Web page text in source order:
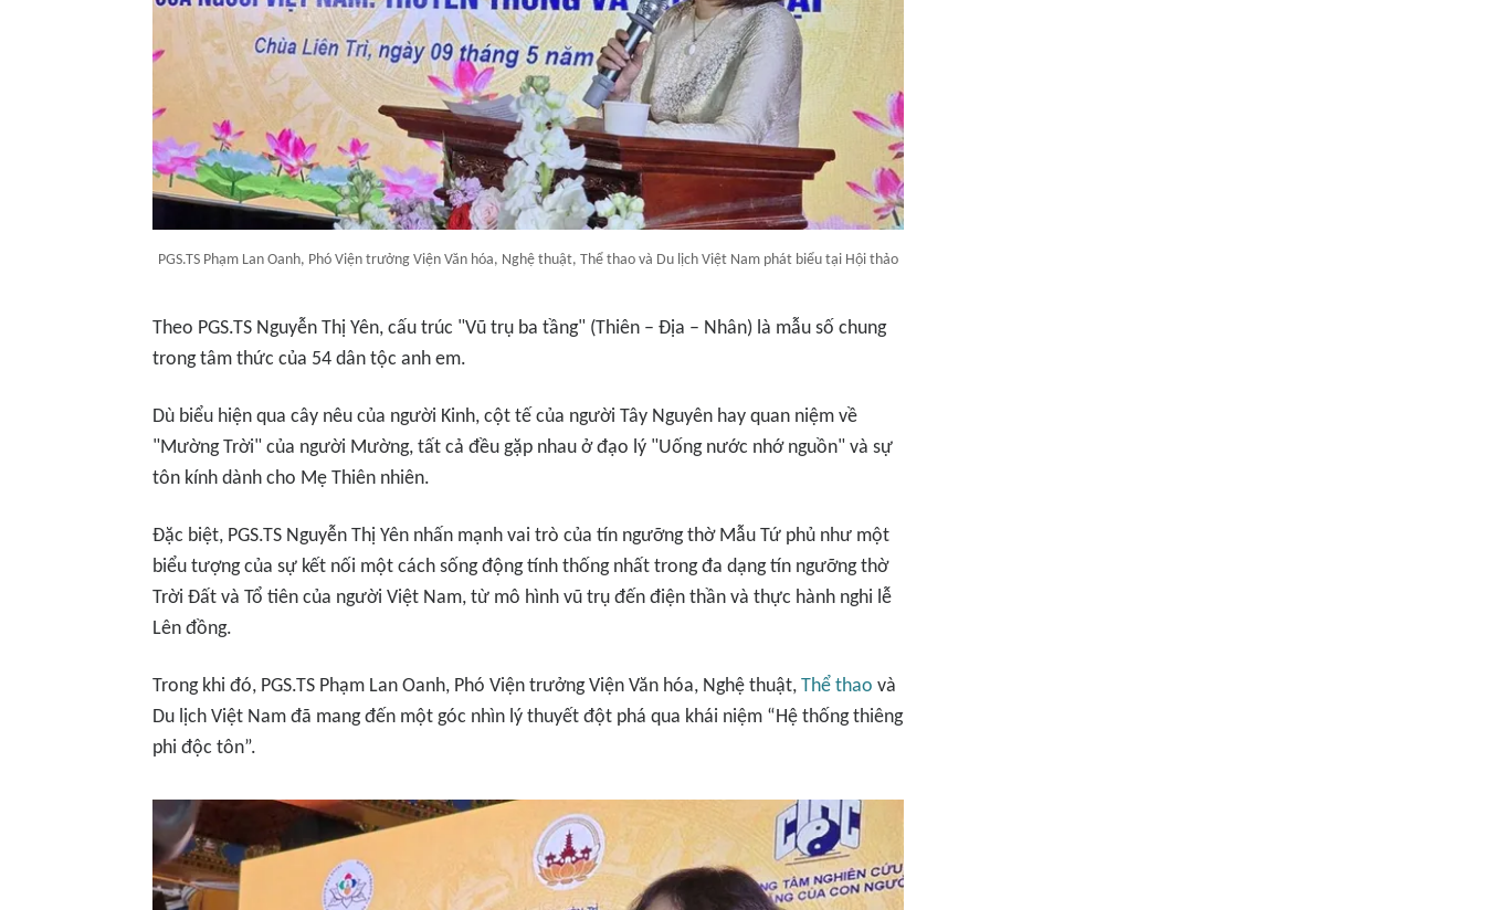
PGS.TS Phạm Lan Oanh, Phó Viện trưởng Viện Văn hóa, Nghệ thuật, Thể thao và Du lịch Việt Nam phát biểu tại Hội thảo
Theo PGS.TS Nguyễn Thị Yên, cấu trúc "Vũ trụ ba tầng" (Thiên – Địa – Nhân) là mẫu số chung
trong tâm thức của 54 dân tộc anh em.
Dù biểu hiện qua cây nêu của người Kinh, cột tế của người Tây Nguyên hay quan niệm về
"Mường Trời" của người Mường, tất cả đều gặp nhau ở đạo lý "Uống nước nhớ nguồn" và sự
tôn kính dành cho Mẹ Thiên nhiên.
Đặc biệt, PGS.TS Nguyễn Thị Yên nhấn mạnh vai trò của tín ngưỡng thờ Mẫu Tứ phủ như một
biểu tượng của sự kết nối một cách sống động tính thống nhất trong đa dạng tín ngưỡng thờ
Trời Đất và Tổ tiên của người Việt Nam, từ mô hình vũ trụ đến điện thần và thực hành nghi lễ
Lên đồng.
Trong khi đó, PGS.TS Phạm Lan Oanh, Phó Viện trưởng Viện Văn hóa, Nghệ thuật, Thể thao và
Du lịch Việt Nam đã mang đến một góc nhìn lý thuyết đột phá qua khái niệm “Hệ thống thiêng
phi độc tôn”.